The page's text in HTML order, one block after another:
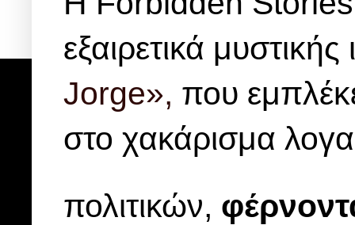
εξαιρετικά
Jorge», που
στο χακάρισμα
πολιτικών,